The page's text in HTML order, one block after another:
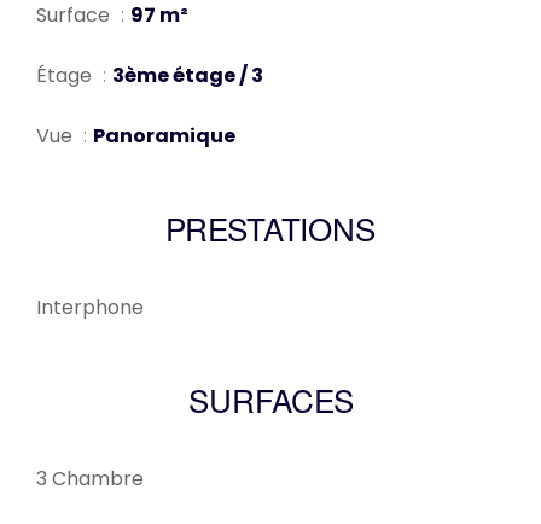
Surface 97 m²
Étage 3ème étage / 3
Vue Panoramique
PRESTATIONS
Interphone
SURFACES
3 Chambre